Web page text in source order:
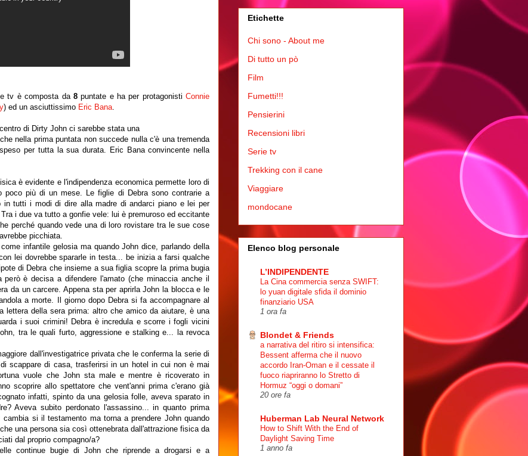
tv è composta da 8puntate e ha per protagonistiConnie
) ed un asciuttissimo Eric Bana.
di Dirty John ci sarebbe stata una
nella prima puntata non succede nulla c'è una tremenda
per tutta la sua durata. Eric Bana convincente nella
è evidente e l'indipendenza economica permette loro di
poco più di un mese. Le figlie di Debra sono contrarie a
in tutti i modi di dire alla madre di andarci piano e lei per
i due va tutto a gonfie vele: lui è premuroso ed eccitante
perché quando vede una di loro rovistare tra le sue cose
picchiata.
infantile gelosia ma quando John dice, parlando della
lei dovrebbe spararle in testa... be inizia a farsi qualche
di Debra che insieme a sua figlia scopre la prima bugia
è decisa a difendere l'amato (che minaccia anche il
da un carcere. Appena sta per aprirla John la blocca e le
a morte. Il giorno dopo Debra si fa accompagnare al
lettera della sera prima: altro che amico da aiutare, è una
i suoi crimini! Debra è incredula e scorre i fogli vicini
tra le quali furto, aggressione e stalking e... la revoca
dall'investigatrice privata che le conferma la serie di
scappare di casa, trasferirsi in un hotel in cui non è mai
vuole che John sta male e mentre è ricoverato in
scoprire allo spettatore che vent'anni prima c'erano già
infatti, spinto da una gelosia folle, aveva sparato in
Aveva subito perdonato l'assassino... in quanto prima
si il testamento ma torna a prendere John quando
una persona sia così ottenebrata dall'attrazione fisica da
dal proprio compagno/a?
continue bugie di John che riprende a drogarsi e a
Etichette
Chi sono - About me
Di tutto un pò
Film
Fumetti!!!
Pensierini
Recensioni libri
Serie tv
Trekking con il cane
Viaggiare
mondocane
Elenco blog personale
L’INDIPENDENTE
La Cina commercia senza SWIFT:
lo yuan digitale sfida il dominio
finanziario USA
1 ora fa
Blondet & Friends
a narrativa del ritiro si intensifica:
Bessent afferma che il nuovo
accordo Iran-Oman e il cessate il
fuoco riapriranno lo Stretto di
Hormuz “oggi o domani”
20 ore fa
Huberman Lab Neural Network
How to Shift With the End of
Daylight Saving Time
1 anno fa